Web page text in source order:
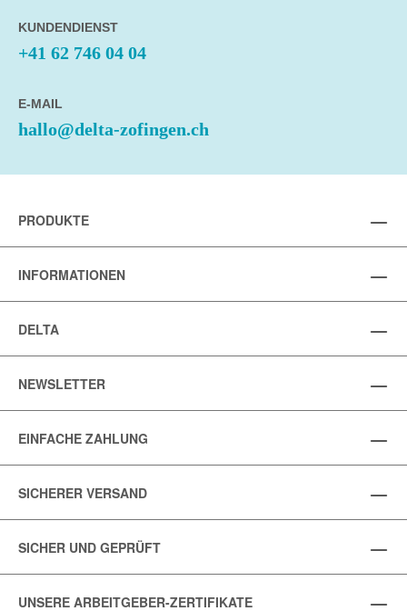
KUNDENDIENST
+41 62 746 04 04
E-MAIL
hallo@delta-zofingen.ch
PRODUKTE
INFORMATIONEN
DELTA
NEWSLETTER
EINFACHE ZAHLUNG
SICHERER VERSAND
SICHER UND GEPRÜFT
UNSERE ARBEITGEBER-ZERTIFIKATE